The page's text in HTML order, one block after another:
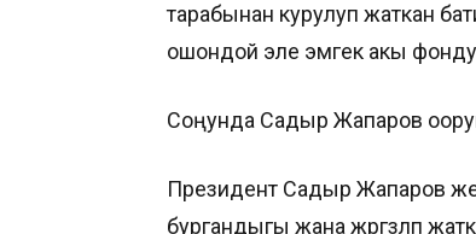
тарабынан курулуп жаткан
ошондой эле эмгек акы
Соңунда Садыр Жапаров
Президент Садыр Жапаров
бургандыгы жана жүргүзүлүп